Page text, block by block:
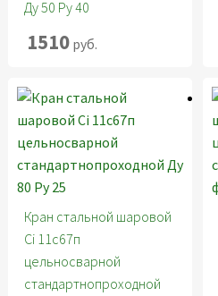
Ду 50 Ру 40
1510руб.
Кран стальной шаровой
Ci 11с67п
цельносварной
стандартнопроходной